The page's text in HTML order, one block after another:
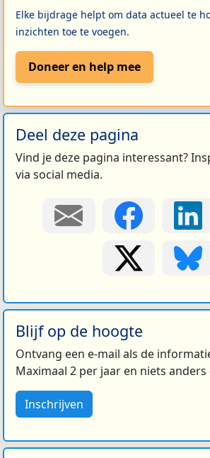
Elke bijdrage helpt om data actueel te
inzichten toe te voegen.
Doneer en help mee
Deel deze pagina
Vind je deze pagina interessant?
via social media.
Blijf op de hoogte
Ontvang een e-mail als de
Maximaal 2 per jaar en niets anders
Inschrijven